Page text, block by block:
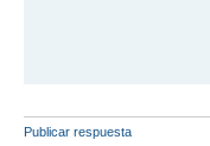
Publicar respuesta